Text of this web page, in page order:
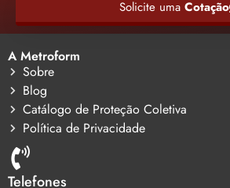
Solicite uma Cotação
A Metroform
Sobre
Blog
Catálogo de Proteção Coletiva
Política de Privacidade
Telefones